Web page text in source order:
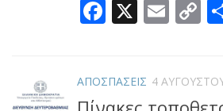
Facebook
X
ΑΠΟΣΠΑΣΕΙΣ 4